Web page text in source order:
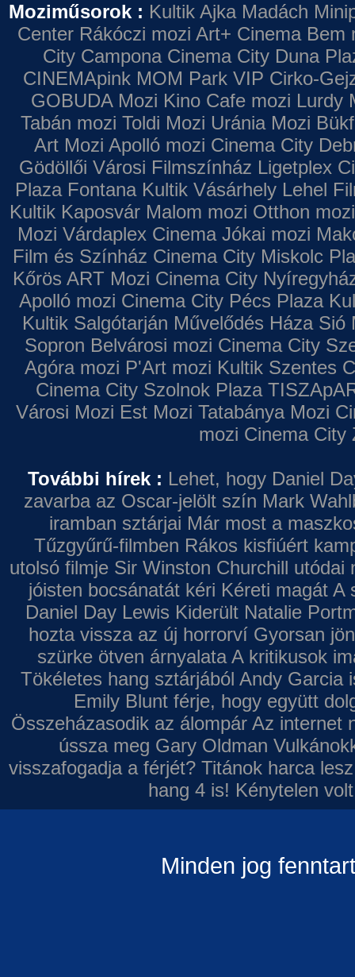
Moziműsorok : Kultik Ajka Madách
Center Rákóczi mozi Art+ Cinema Bem
City Campona Cinema City Duna
CINEMApink MOM Park VIP Cirko-
GOBUDA Mozi Kino Cafe mozi Lurdy
Tabán mozi Toldi Mozi Uránia Mozi
Art Mozi Apolló mozi Cinema City
Gödöllői Városi Filmszínház Ligetplex
Plaza Fontana Kultik Vásárhely Lehel
Kultik Kaposvár Malom mozi Otthon mozi
Mozi Várdaplex Cinema Jókai mozi
Film és Színház Cinema City Miskolc
Kőrös ART Mozi Cinema City
Apolló mozi Cinema City Pécs Plaza
Kultik Salgótarján Művelődés Háza Sió
Sopron Belvárosi mozi Cinema City
Agóra mozi P'Art mozi Kultik Szentes
Cinema City Szolnok Plaza
Városi Mozi Est Mozi Tatabánya Mozi
mozi Cinema City
További hírek : Lehet, hogy Daniel
zavarba az Oscar-jelölt szín Mark
iramban sztárjai Már most a
Tűzgyűrű-filmben Rákos kisfiúért
utolsó filmje Sir Winston Churchill utódai
jóisten bocsánatát kéri Kéreti magát A
Daniel Day Lewis Kiderült Natalie
hozta vissza az új horrorví Gyorsan
szürke ötven árnyalata A kritikusok
Tökéletes hang sztárjából Andy Garcia
Emily Blunt férje, hogy együtt
Összeházasodik az álompár Az internet
ússza meg Gary Oldman
visszafogadja a férjét? Titánok harca
hang 4 is! Kénytelen
Minden jog